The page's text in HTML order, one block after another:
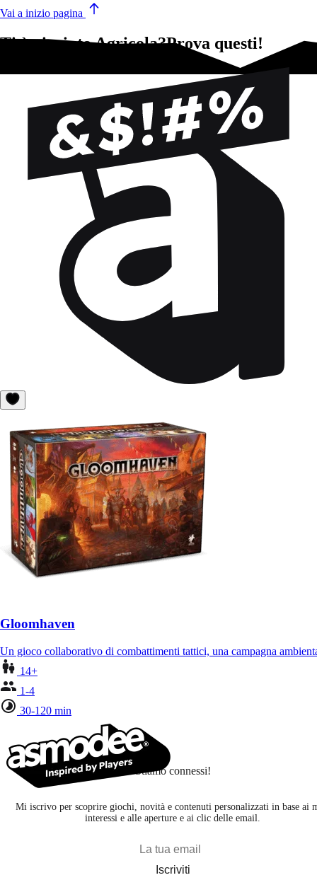
Vai a inizio pagina
Ti è piaciuto Agricola?Prova questi!
Gloomhaven
Un gioco collaborativo di combattimenti tattici, una campagna
14+
1-4
30-120 min
Stiamo connessi!
Mi iscrivo per scoprire giochi, novità e contenuti personalizzati in base ai
interessi e alle aperture e ai clic delle email.
Iscriviti